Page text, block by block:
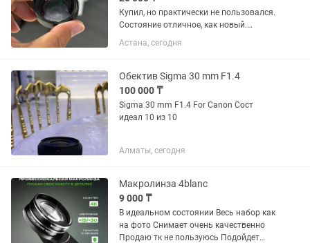
Купил, но практически не пользовался.
Состояние отличное, как новый.
Идеально подходит для макросъемки:
цветы, насекомые, украшения,
фокусировка на расстоянии...
Астана, сегодня
Обектив Sigma 30 mm F1.4
100 000 ₸
Sigma 30 mm F1.4 For Canon Сост
идеал 10 из 10
Алматы, сегодня
Макролинза 4blanc
9 000 ₸
В идеальном состоянии Весь набор как
на фото Снимает очень качественно
Продаю тк не пользуюсь Подойдет